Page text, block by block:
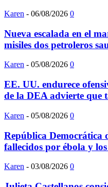
Karen - 06/08/2026 0
Nueva escalada en el
misiles dos petroleros
Karen - 05/08/2026 0
EE. UU. endurece
de la DEA advierte que
Karen - 05/08/2026 0
República Democrática
fallecidos por ébola y
Karen - 03/08/2026 0